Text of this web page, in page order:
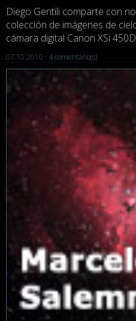
Diego Gentili comparte con
colección de imágenes de
cámara digital Canon XSi
07.10.2010 · 4 comentario(s)